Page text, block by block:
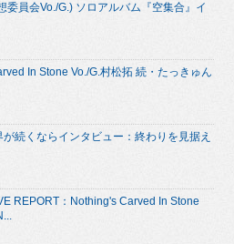
委員会Vo./G.) ソロアルバム『空集合』イ
In Stone Vo./G.村松拓 続・たっきゅん
が続くならインタビュー：終わりを見据え
REPORT：Nothing's Carved In Stone